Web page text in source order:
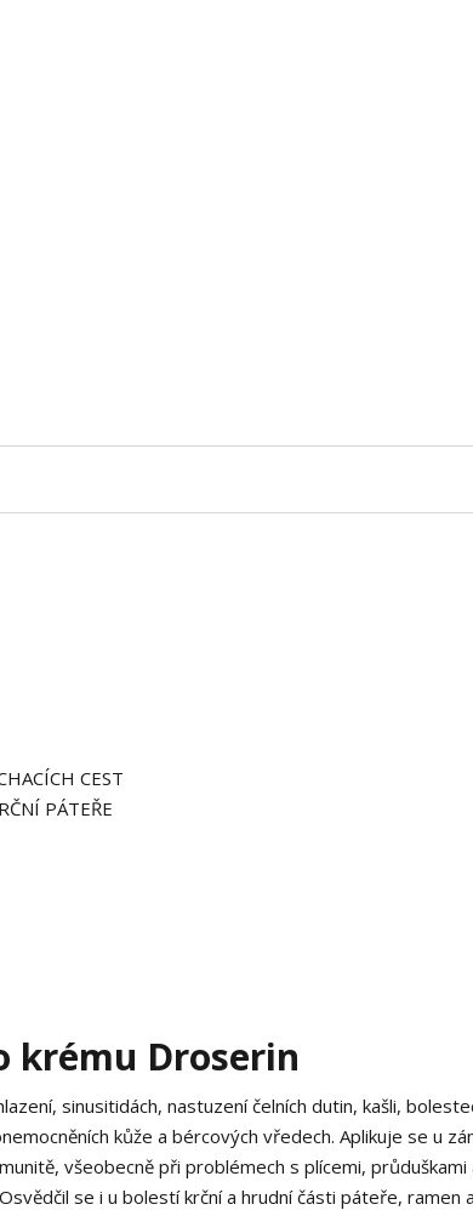
CEST
PÁTEŘE
krému Droserin
sinusitidách, nastuzení čelních dutin, kašli,
kůže a bércových vředech. Aplikuje se u
všeobecně při problémech s plícemi, průduškami
se i u bolestí krční a hrudní části páteře, ramen